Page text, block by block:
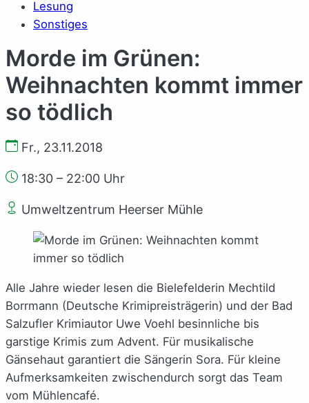
Lesung
Sonstiges
Morde im Grünen:
Weihnachten kommt immer
so tödlich
Fr., 23.11.2018
18:30 – 22:00 Uhr
Umweltzentrum Heerser Mühle
Alle Jahre wieder lesen die Bielefelderin Mechtild
Borrmann (Deutsche Krimipreisträgerin) und der Bad
Salzufler Krimiautor Uwe Voehl besinnliche bis
garstige Krimis zum Advent. Für musikalische
Gänsehaut garantiert die Sängerin Sora. Für kleine
Aufmerksamkeiten zwischendurch sorgt das Team
vom Mühlencafé.